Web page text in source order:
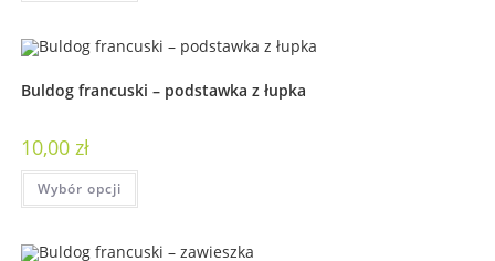
Buldog francuski – podstawka z łupka
10,00 zł
Wybór opcji